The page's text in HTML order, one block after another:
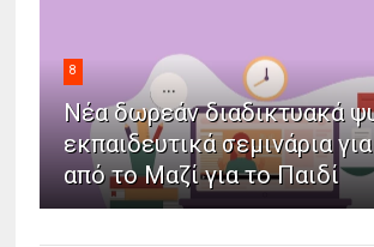
8
Νέα δωρεάν διαδικτυακά
εκπαιδευτικά σεμινάρια
από το Μαζί για το Παιδί